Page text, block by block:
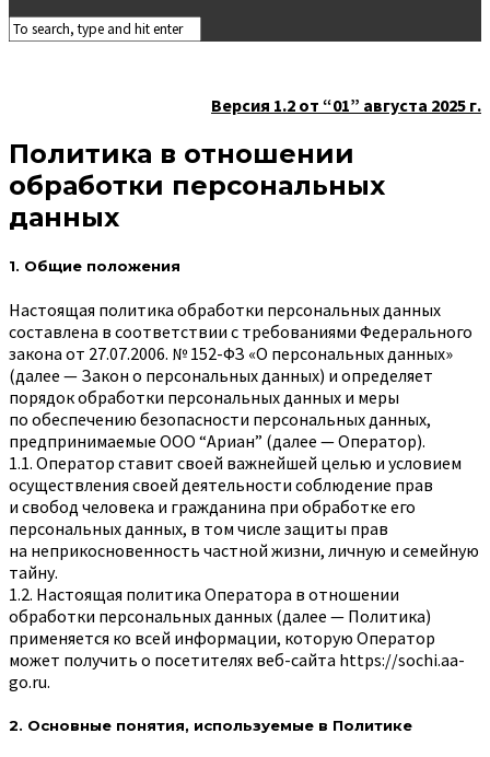
Версия 1.2 от “01” августа 2025 г.
Политика в отношении
обработки персональных
данных
1. Общие положения
Настоящая политика обработки персональных данных
составлена в соответствии с требованиями Федерального
закона от 27.07.2006. № 152-ФЗ «О персональных данных»
(далее — Закон о персональных данных) и определяет
порядок обработки персональных данных и меры
по обеспечению безопасности персональных данных,
предпринимаемые ООО “Ариан” (далее — Оператор).
1.1. Оператор ставит своей важнейшей целью и условием
осуществления своей деятельности соблюдение прав
и свобод человека и гражданина при обработке его
персональных данных, в том числе защиты прав
на неприкосновенность частной жизни, личную и семейную
тайну.
1.2. Настоящая политика Оператора в отношении
обработки персональных данных (далее — Политика)
применяется ко всей информации, которую Оператор
может получить о посетителях веб-сайта https://sochi.aa-
go.ru.
2. Основные понятия, используемые в Политике